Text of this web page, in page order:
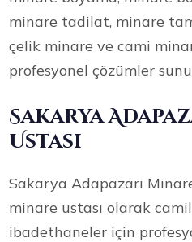
minare tadilat, minare
çelik minare ve cami
profesyonel çözümler
Sakarya
Ustası
Sakarya Adapazarı
minare ustası olarak
ibadethaneler için